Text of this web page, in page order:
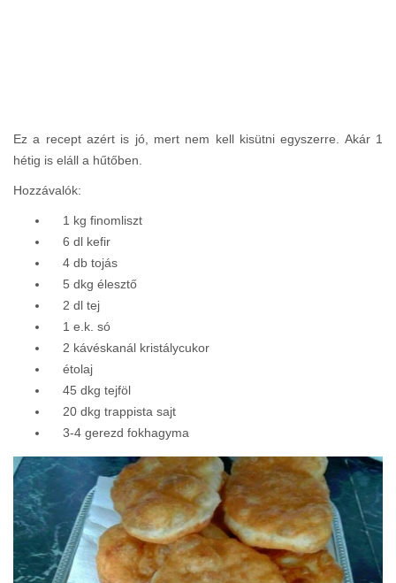
Ez a recept azért is jó, mert nem kell kisütni egyszerre. Akár 1
hétig is eláll a hűtőben.
Hozzávalók:
1 kg finomliszt
6 dl kefir
4 db tojás
5 dkg élesztő
2 dl tej
1 e.k. só
2 kávéskanál kristálycukor
étolaj
45 dkg tejföl
20 dkg trappista sajt
3-4 gerezd fokhagyma